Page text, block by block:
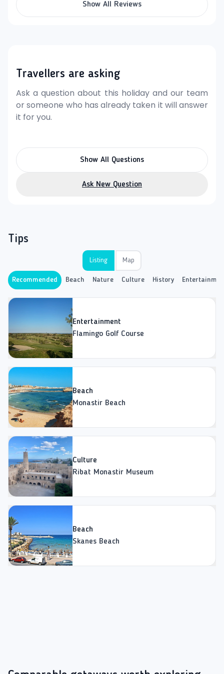
Tento komplex má 4 hviezdičky a rozsah služieb môže
byť ovplyvnený hygienickými či protiepidemickými
Show All Reviews
Travellers are asking
Ask a question about this holiday and our team
or someone who has already taken it will answer
it for you.
Show All Questions
Ask New Question
Tips
Listing Map
Recommended Beach Nature Culture History
Entertainment
Flamingo Golf Course
Beach
Monastir Beach
Culture
Ribat Monastir Museum
Beach
Skanes Beach